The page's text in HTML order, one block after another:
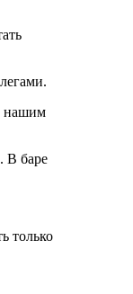
нашим
В баре
только